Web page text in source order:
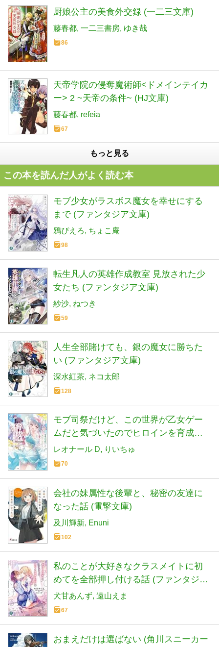
厨娘公主の美食外交録 (一二三文庫)
藤春都 一二三書房 ゆき哉
86
天帝学院の侵奪魔術師<ドメインテイカ
ー> 2 ~天帝の条件~ (HJ文庫)
藤春都 refeia
67
もっと見る
この本を読んだ人がよく読む本
モブ少女がラスボス魔女を幸せにする
まで (ファンタジア文庫)
鴉ぴえろ ちょこ庵
98
転生凡人の英雄作成教室 見放された少
女たち (ファンタジア文庫)
紗沙 ねつき
59
人生全部賭けても、銀の魔女に勝ちた
い (ファンタジア文庫)
深水紅茶 ネコ太郎
128
モブ司祭だけど、この世界が乙女ゲー
ムだと気づいたのでヒロインを育成し
ます2 (角川スニーカー文庫)
レオナール D りいちゅ
70
会社の妹属性な後輩と、秘密の友達に
なった話 (電撃文庫)
及川輝新 Enuni
102
私のことが大好きなクラスメイトに初
めてを全部押し付ける話 (ファンタジア
文庫)
犬甘あんず 遠山えま
67
おまえだけは選ばない (角川スニーカー